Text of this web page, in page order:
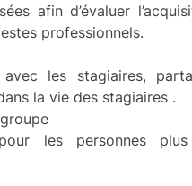
afin d’évaluer
professionnels.
les stagiaires,
la vie des stagiaires .
les personnes